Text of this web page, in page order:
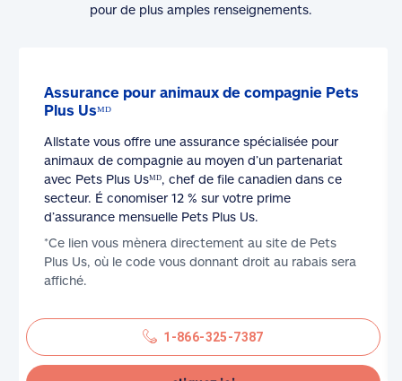
pour de plus amples renseignements.
Assurance pour animaux de compagnie Pets
Plus Usᴹᴰ
Allstate vous offre une assurance spécialisée pour
animaux de compagnie au moyen d’un partenariat
avec Pets Plus Usᴹᴰ, chef de file canadien dans ce
secteur. É conomiser 12 % sur votre prime
d’assurance mensuelle Pets Plus Us.
*Ce lien vous mènera directement au site de Pets
Plus Us, où le code vous donnant droit au rabais sera
affiché.
1-866-325-7387